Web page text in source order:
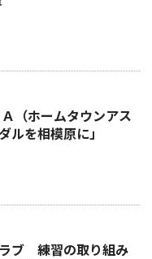
（ホームタウンアス
を相模原に」
ブ 練習の取り組み